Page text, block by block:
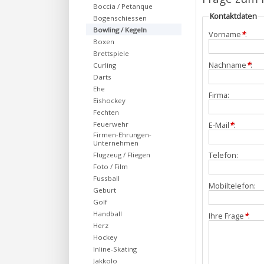
Kontaktdaten
Vorname*:
Nachname*:
Firma:
E-Mail*:
Telefon:
Mobiltelefon:
Ihre Frage*:
Boccia / Petanque
Bogenschiessen
Bowling / Kegeln
Boxen
Brettspiele
Curling
Darts
Ehe
Eishockey
Fechten
Feuerwehr
Firmen-Ehrungen-
Unternehmen
Flugzeug / Fliegen
Foto / Film
Fussball
Geburt
Golf
Handball
Herz
Hockey
Inline-Skating
Jakkolo